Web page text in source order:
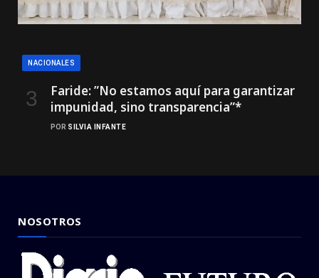
NACIONALES
Faride: ”No estamos aquí para garantizar
impunidad, sino transparencia”*
POR SILVIA INFANTE
NOSOTROS